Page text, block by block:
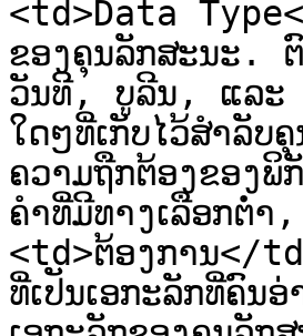
<td>Data
ຂອງຄຸນລັກສະນະ.
ວັນທີ, ບູລີນ, ແລະ ເ
ໃດໆທີ່ເກັບໄວ້ສໍາລັ
ຄວາມຖືກຕ້ອງຂອງພິ
ຄໍາທີ່ມີທາງເລືອກຕ່
<td>ຕ້ອງການ</
ທີ່ເປັນເອກະລັກທີ່ຄົນ